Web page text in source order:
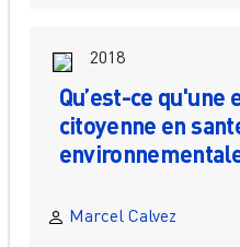
2018
Qu’est-ce qu'une
citoyenne en
Marcel Calvez